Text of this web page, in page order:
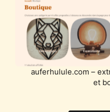
auferhulule.com –
et